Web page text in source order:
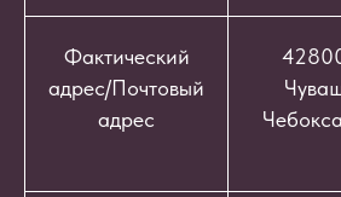
Фактический
адрес/Почтовый
адрес